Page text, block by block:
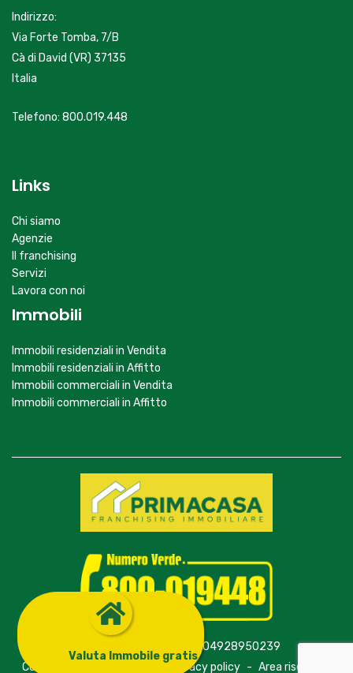
Valuta Immobile gratis
Indirizzo:
Via Forte Tomba, 7/B
Cà di David (VR) 37135
Italia
Telefono: 800.019.448
Links
Chi siamo
Agenzie
Il franchising
Servizi
Lavora con noi
Immobili
Immobili residenziali in Vendita
Immobili residenziali in Affitto
Immobili commerciali in Vendita
Immobili commerciali in Affitto
© Primagroup S.r.l. - P.Iva 04928950239
Contatti
- Privacy policy - Area riservata